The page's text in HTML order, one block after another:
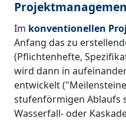
Im konventionellen
Anfang das zu
(Pflichtenhefte,
wird dann in
entwickelt
stufenförmigen Ablaufs
Wasserfall- oder